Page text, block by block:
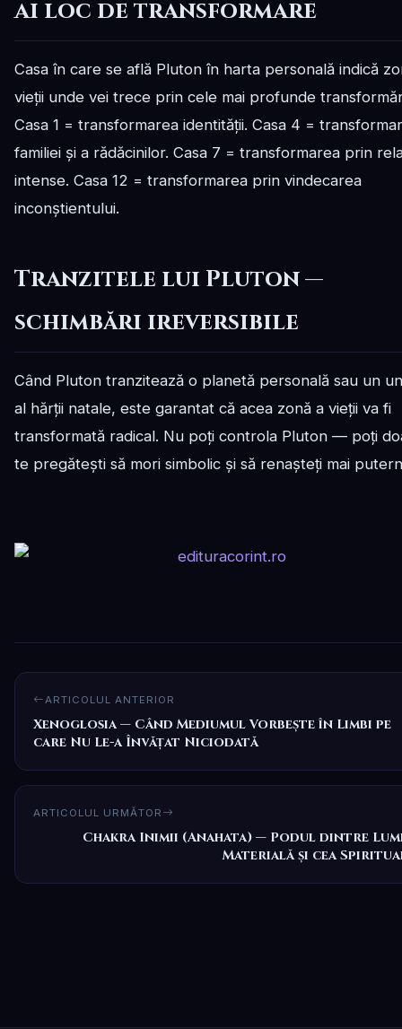
ai loc de transformare
Casa în care se află Pluton în harta personală indică
vieții unde vei trece prin cele mai profunde
Casa 1 = transformarea identității. Casa 4 =
familiei și a rădăcinilor. Casa 7 = transformarea prin
intense. Casa 12 = transformarea prin vindecarea
inconștientului.
Tranzitele lui Pluton —
schimbări ireversibile
Când Pluton tranzitează o planetă personală sau un
al hărții natale, este garantat că acea zonă a vieții va fi
transformată radical. Nu poți controla Pluton — poți
te pregătești să mori simbolic și să renașteți mai
ARTICOLUL ANTERIOR
Xenoglosia — Când Mediumul Vorbește în Limbi pe
care Nu Le-a Învățat Niciodată
ARTICOLUL URMĂTOR
Chakra Inimii (Anahata) — Podul dintre
Materială și cea